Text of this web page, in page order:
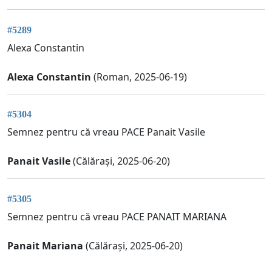
#5289
Alexa Constantin
Alexa Constantin (Roman, 2025-06-19)
#5304
Semnez pentru că vreau PACE Panait Vasile
Panait Vasile(Călărași, 2025-06-20)
#5305
Semnez pentru că vreau PACE PANAIT MARIANA
Panait Mariana (Călărași, 2025-06-20)